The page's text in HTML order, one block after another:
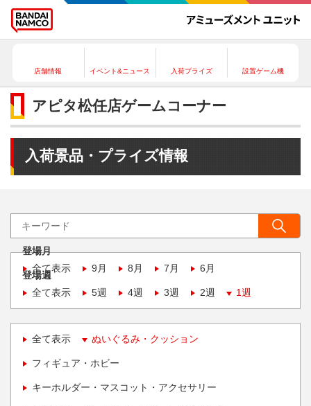
店舗情報 イベント&ニュース 入荷プライズ 設置ゲーム機
アピタ松任店ゲームコーナー
入荷景品・プライズ情報
登場月
全て表示
9月 8月 7月 6月
登場週
全て表示
5週 4週 3週 2週 1週
全て表示 ぬいぐるみ・クッション
フィギュア・ホビー
キーホルダー・マスコット・アクセサリー